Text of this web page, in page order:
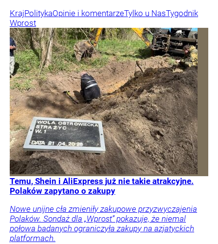
KrajPolitykaOpinie i komentarzeTylko u NasTygodnik
Wprost
Temu, Shein i AliExpress już nie takie atrakcyjne.
Polaków zapytano o zakupy
Nowe unijne cła zmieniły zakupowe przyzwyczajenia
Polaków. Sondaż dla „Wprost” pokazuje, że niemal
połowa badanych ograniczyła zakupy na azjatyckich
platformach.